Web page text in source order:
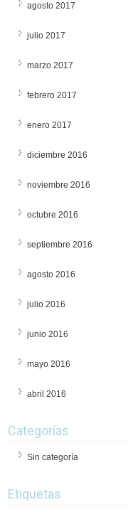
agosto 2017
julio 2017
marzo 2017
febrero 2017
enero 2017
diciembre 2016
noviembre 2016
octubre 2016
septiembre 2016
agosto 2016
julio 2016
junio 2016
mayo 2016
abril 2016
Categorías
Sin categoría
Etiquetas